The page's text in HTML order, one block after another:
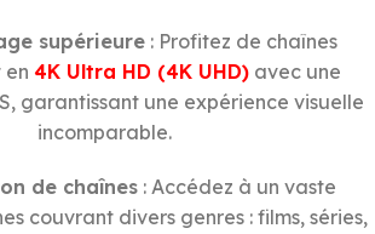
supérieure : Profitez de chaînes
en 4K Ultra HD (4K UHD) avec une
garantissant une expérience visuelle
incomparable.
de chaînes : Accédez à un vaste
couvrant divers genres : films, séries,